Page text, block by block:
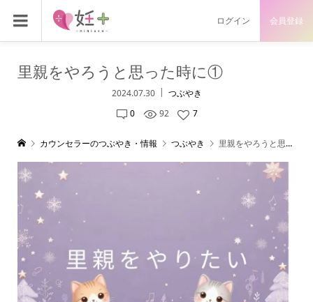
ログイン 会員登録
里親をやろうと思った時に①
2024.07.30
つぶやき
0
92 7
カウンセラーのつぶやき・情報 つぶやき 里親をやろうと思った時に①